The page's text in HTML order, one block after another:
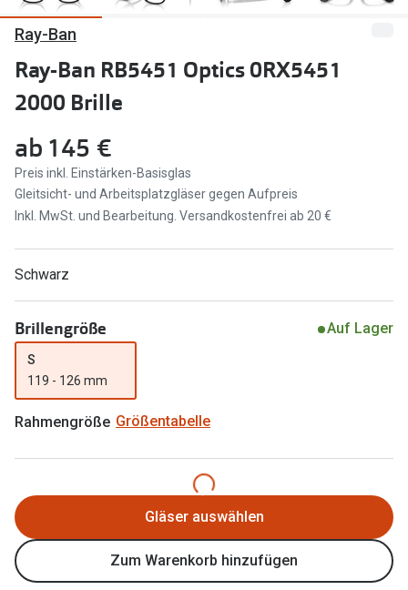
Marken
Ray-Ban
DbyD
Prada
Seen
Miu Miu
alle Marken
Brillenpass richtig lesen
Alle Brillen Ratgeber
Angebote
Brillen 2 für 1
20% auf selbsttönende Gläser
Back to School: 50% auf die zweite Kinderbrille
Trends
Oakley
Randlose
Farbe
Ray-Ban
Ray-Ban RB5451 Optics 0RX5451
2000 Brille
ab 145 €
Preis inkl. Einstärken-Basisglas
Gleitsicht- und Arbeitsplatzgläser gegen Aufpreis
Inkl. MwSt. und Bearbeitung. Versandkostenfrei ab 20 €
Schwarz
Brillengröße Auf Lager
S
119 - 126 mm
Rahmengröße Größentabelle
Gläser auswählen
Zum Warenkorb hinzufügen